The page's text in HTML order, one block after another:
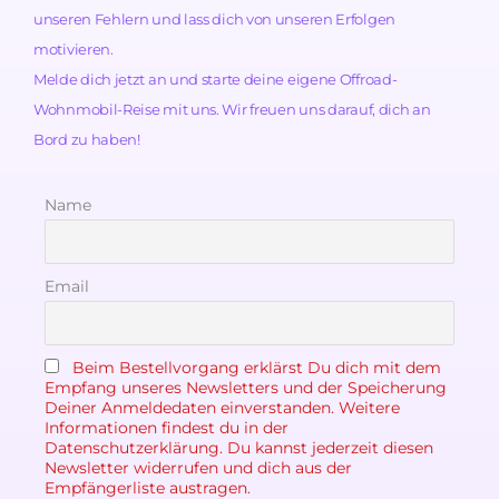
unseren Fehlern und lass dich von unseren Erfolgen
motivieren.
Melde dich jetzt an und starte deine eigene Offroad-
Wohnmobil-Reise mit uns. Wir freuen uns darauf, dich an
Bord zu haben!
Name
Email
Beim Bestellvorgang erklärst Du dich mit dem
Empfang unseres Newsletters und der Speicherung
Deiner Anmeldedaten einverstanden. Weitere
Informationen findest du in der
Datenschutzerklärung. Du kannst jederzeit diesen
Newsletter widerrufen und dich aus der
Empfängerliste austragen.